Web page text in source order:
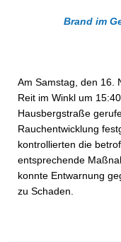
Brand im
Am Samstag, den 16.
Reit im Winkl um
Hausbergstraße
Rauchentwicklung
kontrollierten die
entsprechende
konnte Entwarnung
zu Schaden.